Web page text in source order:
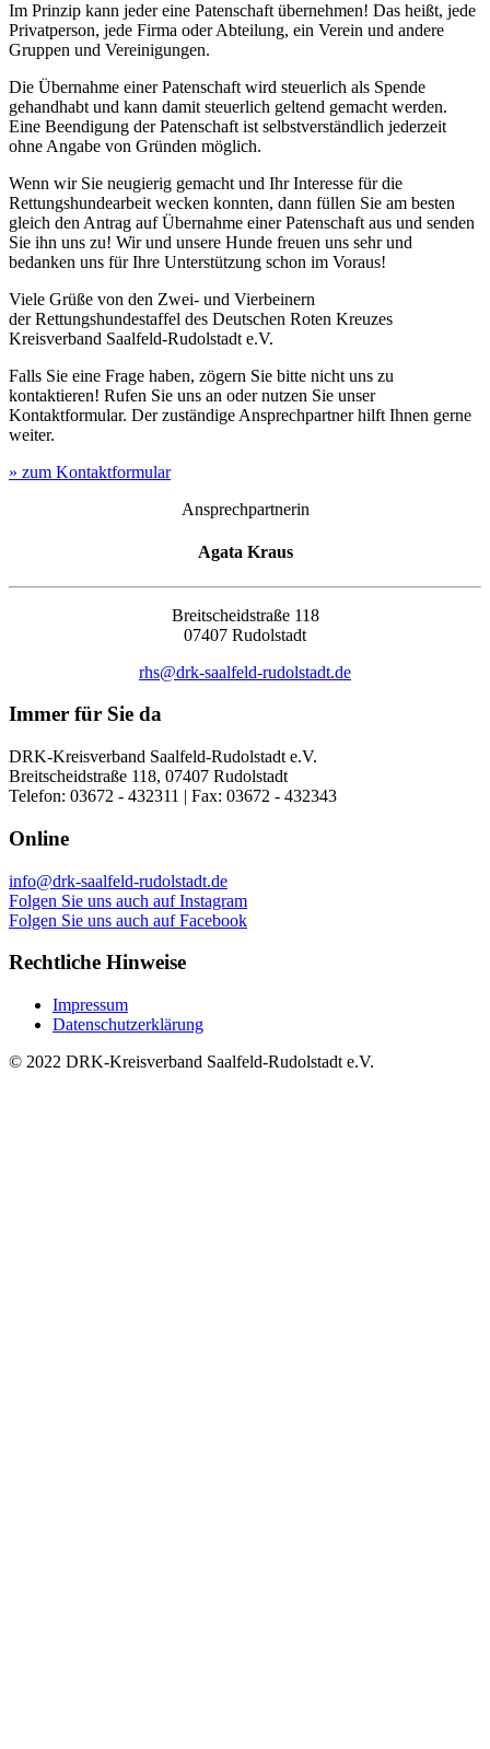
Im Prinzip kann jeder eine Patenschaft übernehmen! Das heißt, jede
Privatperson, jede Firma oder Abteilung, ein Verein und andere
Gruppen und Vereinigungen.
Die Übernahme einer Patenschaft wird steuerlich als Spende
gehandhabt und kann damit steuerlich geltend gemacht werden.
Eine Beendigung der Patenschaft ist selbstverständlich jederzeit
ohne Angabe von Gründen möglich.
Wenn wir Sie neugierig gemacht und Ihr Interesse für die
Rettungshundearbeit wecken konnten, dann füllen Sie am besten
gleich den Antrag auf Übernahme einer Patenschaft aus und senden
Sie ihn uns zu! Wir und unsere Hunde freuen uns sehr und
bedanken uns für Ihre Unterstützung schon im Voraus!
Viele Grüße von den Zwei- und Vierbeinern
der Rettungshundestaffel des Deutschen Roten Kreuzes
Kreisverband Saalfeld-Rudolstadt e.V.
Falls Sie eine Frage haben, zögern Sie bitte nicht uns zu
kontaktieren! Rufen Sie uns an oder nutzen Sie unser
Kontaktformular. Der zuständige Ansprechpartner hilft Ihnen gerne
weiter.
» zum Kontaktformular
Ansprechpartnerin
Agata Kraus
Breitscheidstraße 118
07407 Rudolstadt
rhs@drk-saalfeld-rudolstadt.de
Immer für Sie da
DRK-Kreisverband Saalfeld-Rudolstadt e.V.
Breitscheidstraße 118, 07407 Rudolstadt
Telefon: 03672 - 432311 | Fax: 03672 - 432343
Online
info@drk-saalfeld-rudolstadt.de
Folgen Sie uns auch auf Instagram
Folgen Sie uns auch auf Facebook
Rechtliche Hinweise
Impressum
Datenschutzerklärung
© 2022 DRK-Kreisverband Saalfeld-Rudolstadt e.V.